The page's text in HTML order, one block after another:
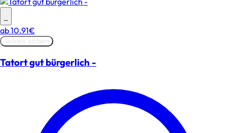
–
ab10.91€
Tickets sichern
Tatort gut bürgerlich -